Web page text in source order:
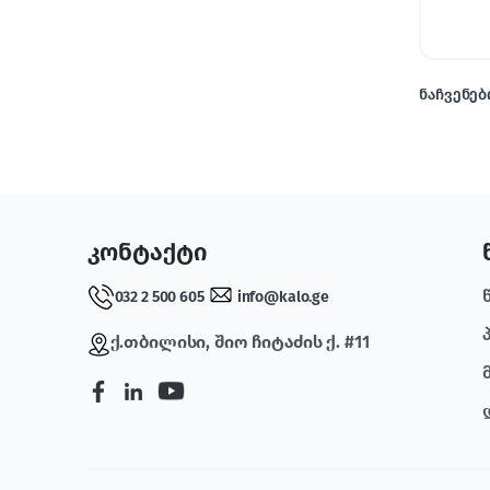
კონტაქტი
032 2 500 605 info@kalo.ge
ქ.თბილისი, შიო ჩიტაძის ქ. #11